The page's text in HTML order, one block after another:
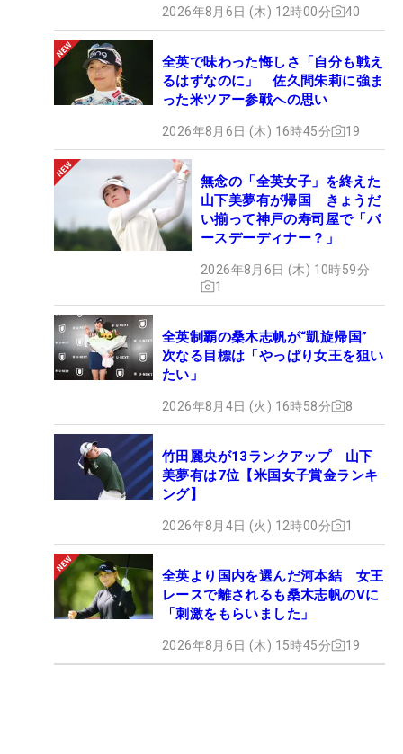
2026年8月6日 (木) 12時00分 40
全英で味わった悔しさ「自分も戦え
るはずなのに」 佐久間朱莉に強ま
った米ツアー参戦への思い
2026年8月6日 (木) 16時45分 19
無念の「全英女子」を終えた
山下美夢有が帰国 きょうだ
い揃って神戸の寿司屋で「バ
ースデーディナー？」
2026年8月6日 (木) 10時59分
1
全英制覇の桑木志帆が“凱旋帰国”
次なる目標は「やっぱり女王を狙い
たい」
2026年8月4日 (火) 16時58分 8
竹田麗央が13ランクアップ 山下
美夢有は7位【米国女子賞金ランキ
ング】
2026年8月4日 (火) 12時00分 1
全英より国内を選んだ河本結 女王
レースで離されるも桑木志帆のVに
「刺激をもらいました」
2026年8月6日 (木) 15時45分 19